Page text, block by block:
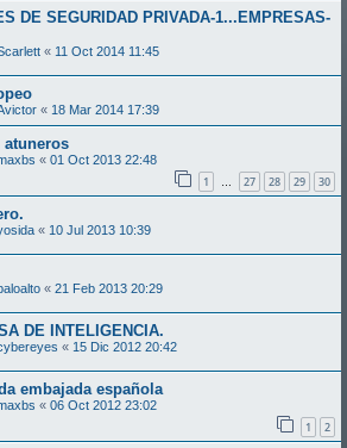
DE SEGURIDAD PRIVADA-1...EMPRESAS-
« 11 Oct 2014 11:45
« 18 Mar 2014 17:39
atuneros
« 01 Oct 2013 22:48
1 … 27 28 29 30
« 10 Jul 2013 10:39
« 21 Feb 2013 20:29
DE INTELIGENCIA.
« 15 Dic 2012 20:42
embajada española
« 06 Oct 2012 23:02
1 2